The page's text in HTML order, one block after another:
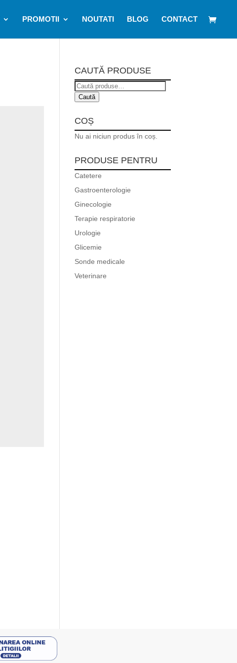
PROMOTII NOUTATI BLOG CONTACT
CAUTĂ PRODUSE
Caută
după:
Caută
COȘ
Nu ai niciun produs în coș.
PRODUSE PENTRU
Catetere
Gastroenterologie
Ginecologie
Terapie respiratorie
Urologie
Glicemie
Sonde medicale
Veterinare